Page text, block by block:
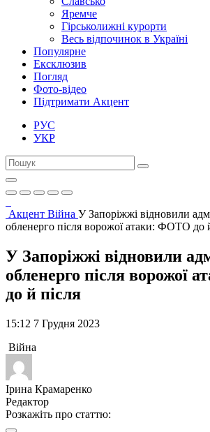
Яремче
Гірськолижні курорти
Весь відпочинок в Україні
Популярне
Ексклюзив
Погляд
Фото-відео
Підтримати Акцент
РУС
УКР
Акцент Війна У Запоріжжі відновили
обленерго після ворожої атаки: ФОТО до
У Запоріжжі відновили
обленерго після ворожої
до й після
15:12 7 Грудня 2023
Війна
Ірина Крамаренко
Редактор
Розкажіть про статтю: